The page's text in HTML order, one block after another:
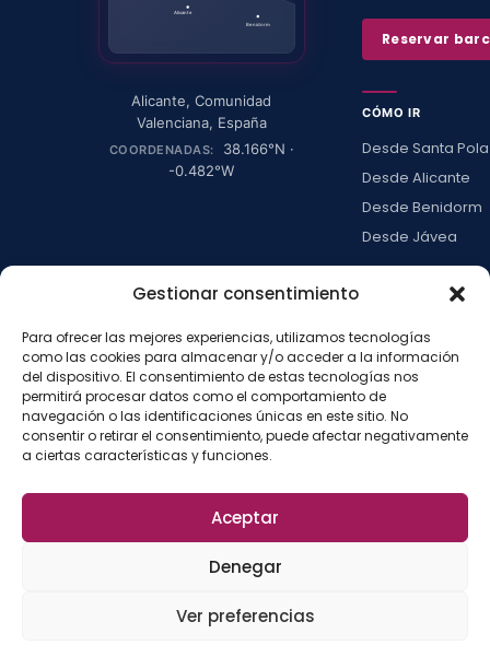
Gestionar consentimiento
Para ofrecer las mejores experiencias, utilizamos tecnologías
como las cookies para almacenar y/o acceder a la información
del dispositivo. El consentimiento de estas tecnologías nos
permitirá procesar datos como el comportamiento de
navegación o las identificaciones únicas en este sitio. No
consentir o retirar el consentimiento, puede afectar negativamente
a ciertas características y funciones.
Aceptar
Denegar
Ver preferencias
Alicante
Benidorm
Alicante,Comunidad
Valenciana, España
COORDENADAS: 38.166°N ·
-0.482°W
Reservar
CÓMO IR
Desde Santa Pola
Desde Alicante
Desde Benidorm
Desde Jávea
LA ISLA
Actividades
Blog
Con niños
Press kit
©2026La Isla de
Aviso legal·Privacidad·Cookies·
Configurar cookies